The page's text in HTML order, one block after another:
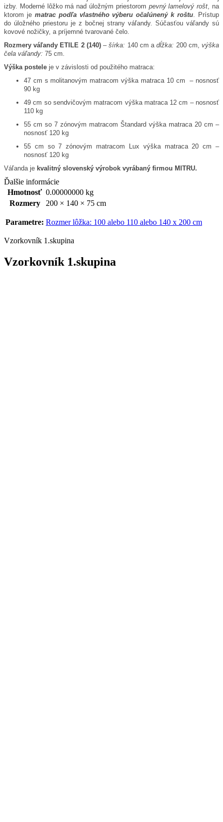
izby. Moderné lôžko má nad úložným priestorom pevný lamelový rošt, na
ktorom je matrac podľa vlastného výberu očalúnený k roštu. Prístup
do úložného priestoru je z bočnej strany váľandy. Súčasťou váľandy sú
kovové nožičky, a príjemné tvarované čelo.
Rozmery váľandy ETILE 2 (140)–šírka: 140 cm adĺžka: 200 cm,výška
čela váľandy: 75 cm.
Výška postele je v závislosti od použitého matraca: ​
47 cm s molitanovým matracom výška matraca 10 cm – nosnosť
90 kg
49 cm so sendvičovým matracom výška matraca 12 cm – nosnosť
110 kg
55 cm so 7 zónovým matracom Štandard výška matraca 20 cm –
nosnosť 120 kg
55 cm so 7 zónovým matracom Lux výška matraca 20 cm –
nosnosť 120 kg
Váľanda je kvalitný slovenský výrobok vyrábaný firmou MITRU.
Ďalšie informácie
Hmotnosť 0.00000000 kg
Rozmery
200 × 140 × 75 cm
Parametre: Rozmer lôžka: 100 alebo 110 alebo 140 x 200 cm
Vzorkovník 1.skupina
Vzorkovník 1.skupina